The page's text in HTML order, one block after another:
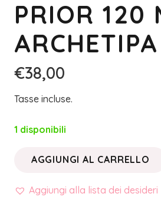
PRIOR 120
ARCHETIPA
€38,00
Tasse incluse.
1 disponibili
CLEANSER
AGGIUNGI AL CARRELLO
Aggiungi alla lista dei desideri